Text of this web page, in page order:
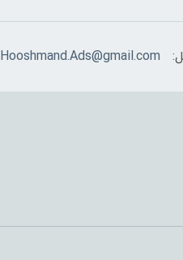
Hooshmand.Ads@gmail.com